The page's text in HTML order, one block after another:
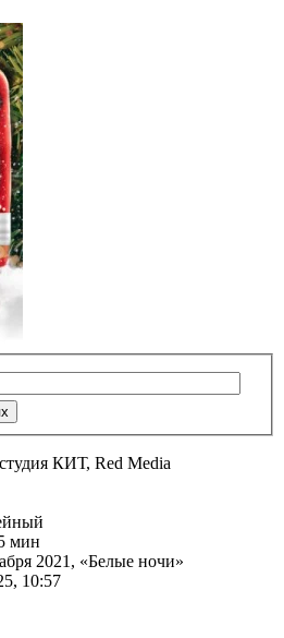
КИТ, Red Media
мин
2021, «Белые ночи»
10:57